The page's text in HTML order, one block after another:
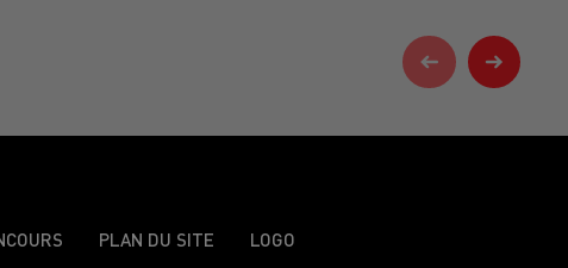
PLAN DU SITE LOGO